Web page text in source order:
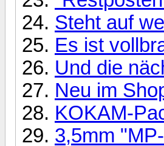
Steht auf
Es ist
Und die
Neu im
KOKAM-
3,5mm